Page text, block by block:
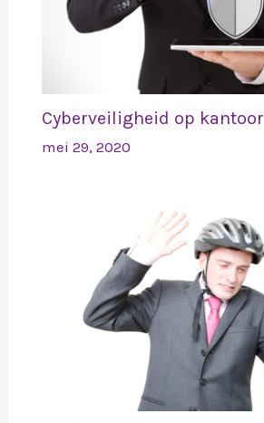
Cyberveiligheid op kantoor
mei 29, 2020